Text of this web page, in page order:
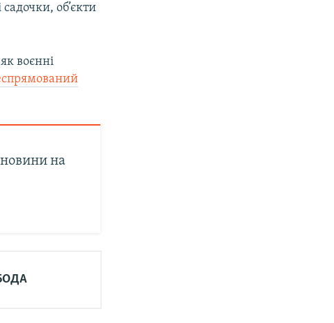
об’єкти
воєнні
новини на